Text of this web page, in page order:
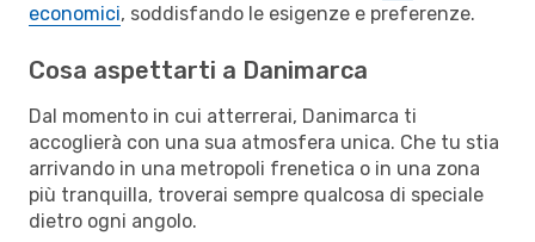
economici, soddisfando le esigenze e preferenze.
Cosa aspettarti a Danimarca
Dal momento in cui atterrerai, Danimarca ti
accoglierà con una sua atmosfera unica. Che tu stia
arrivando in una metropoli frenetica o in una zona
più tranquilla, troverai sempre qualcosa di speciale
dietro ogni angolo.